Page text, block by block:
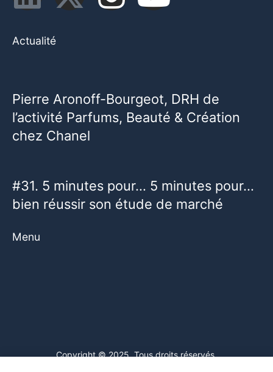
Actualité
Pierre Aronoff-Bourgeot, DRH de
l’activité Parfums, Beauté & Création
chez Chanel
#31. 5 minutes pour… 5 minutes pour…
bien réussir son étude de marché
Menu
Copyright © 2025. Tous droits réservés.